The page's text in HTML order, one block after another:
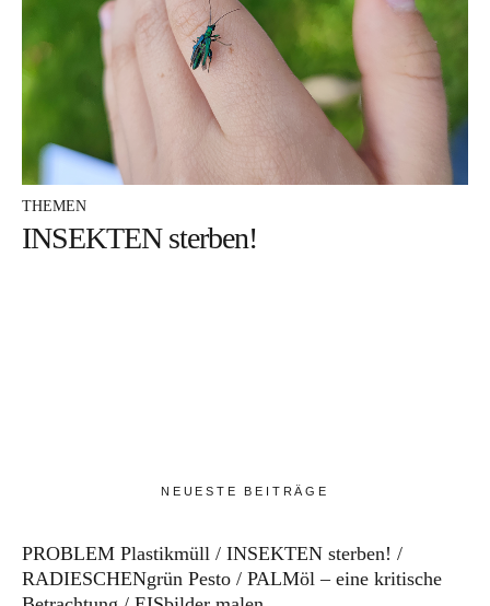
DA frag ich nach
MEHR davon
ICH mach mit
WARUM darum
DAS bin ich
THEMEN
INSEKTEN sterben!
NEUESTE BEITRÄGE
PROBLEM Plastikmüll
INSEKTEN sterben!
RADIESCHENgrün Pesto
PALMöl – eine kritische